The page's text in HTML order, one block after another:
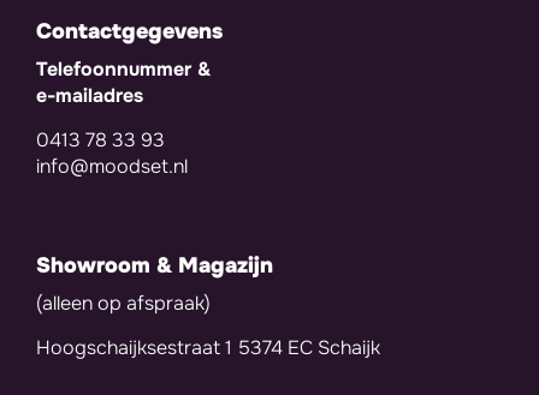
Contactgegevens
Telefoonnummer &
e-mailadres
0413 78 33 93
info@moodset.nl
Showroom & Magazijn
(alleen op afspraak)
Hoogschaijksestraat 1 5374 EC Schaijk